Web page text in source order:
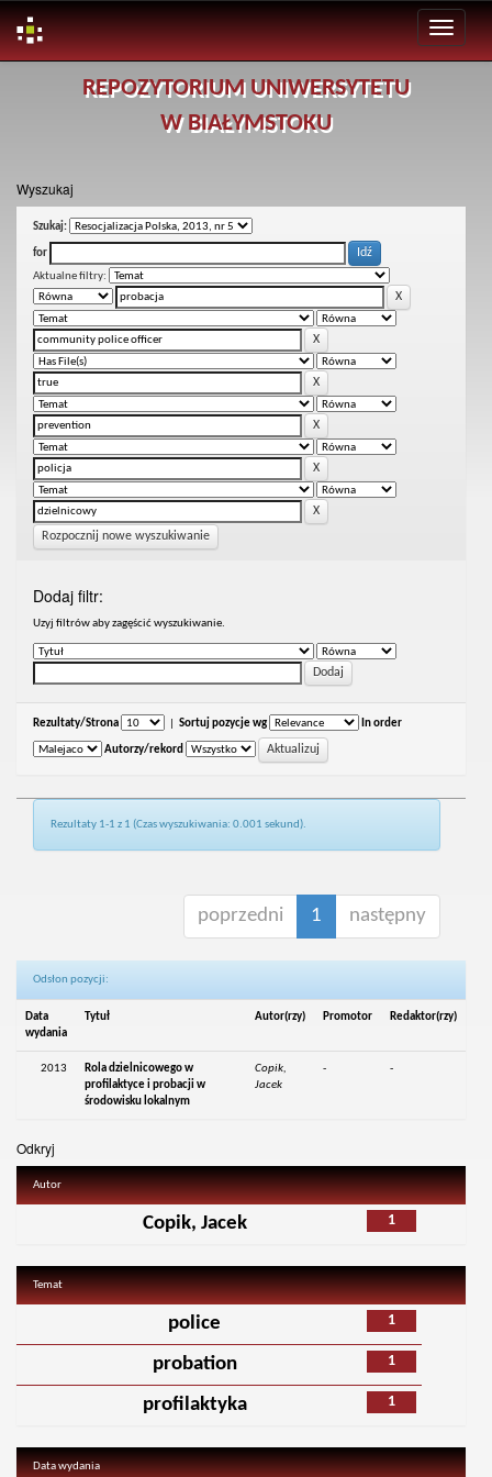
REPOZYTORIUM UNIWERSYTETU
W BIAŁYMSTOKU
Wyszukaj
Szukaj:
for
Aktualne filtry:
Rozpocznij nowe wyszukiwanie
Dodaj filtr:
Uzyj filtrów aby zagęścić wyszukiwanie.
Rezultaty/Strona Sortuj pozycje wg In order
Autorzy/rekord
Rezultaty 1-1 z 1 (Czas wyszukiwania: 0.001 sekund).
poprzedni 1 następny
Odsłon pozycji:
Data
wydania
Tytuł Autor(rzy) Promotor Redaktor(rzy)
2013
Rola dzielnicowego w
profilaktyce i probacji w
środowisku lokalnym
Copik,
Jacek
- -
Odkryj
Autor
1
Copik, Jacek
Temat
1
police
1
probation
1
profilaktyka
Data wydania